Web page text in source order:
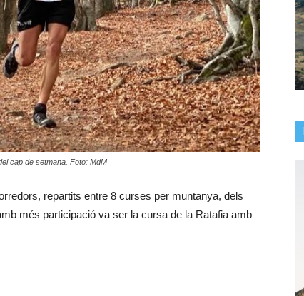
cap de setmana. Foto: MdM
repartits entre 8 curses per muntanya, dels
més participació va ser la cursa de la Ratafia amb